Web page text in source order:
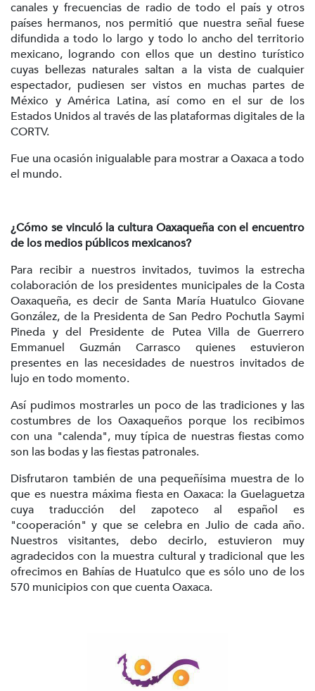
canales y frecuencias de radio de todo el país y otros
países hermanos, nos permitió que nuestra señal fuese
difundida a todo lo largo y todo lo ancho del territorio
mexicano, logrando con ellos que un destino turístico
cuyas bellezas naturales saltan a la vista de cualquier
espectador, pudiesen ser vistos en muchas partes de
México y América Latina, así como en el sur de los
Estados Unidos al través de las plataformas digitales de la
CORTV.
Fue una ocasión inigualable para mostrar a Oaxaca a todo
el mundo.
¿Cómo se vinculó la cultura Oaxaqueña con el encuentro
de los medios públicos mexicanos?
Para recibir a nuestros invitados, tuvimos la estrecha
colaboración de los presidentes municipales de la Costa
Oaxaqueña, es decir de Santa María Huatulco Giovane
González, de la Presidenta de San Pedro Pochutla Saymi
Pineda y del Presidente de Putea Villa de Guerrero
Emmanuel Guzmán Carrasco quienes estuvieron
presentes en las necesidades de nuestros invitados de
lujo en todo momento.
Así pudimos mostrarles un poco de las tradiciones y las
costumbres de los Oaxaqueños porque los recibimos
con una "calenda", muy típica de nuestras fiestas como
son las bodas y las fiestas patronales.
Disfrutaron también de una pequeñísima muestra de lo
que es nuestra máxima fiesta en Oaxaca: la Guelaguetza
cuya traducción del zapoteco al español es
"cooperación" y que se celebra en Julio de cada año.
Nuestros visitantes, debo decirlo, estuvieron muy
agradecidos con la muestra cultural y tradicional que les
ofrecimos en Bahías de Huatulco que es sólo uno de los
570 municipios con que cuenta Oaxaca.